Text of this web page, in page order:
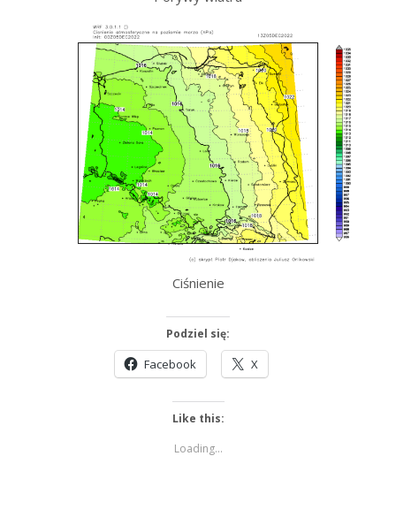
Ciśnienie
Podziel się:
Facebook X
Like this:
Loading...